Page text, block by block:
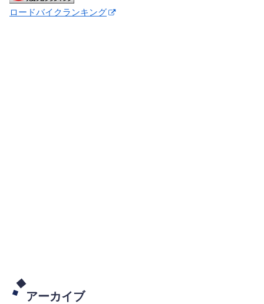
ロードバイクランキング
アーカイブ